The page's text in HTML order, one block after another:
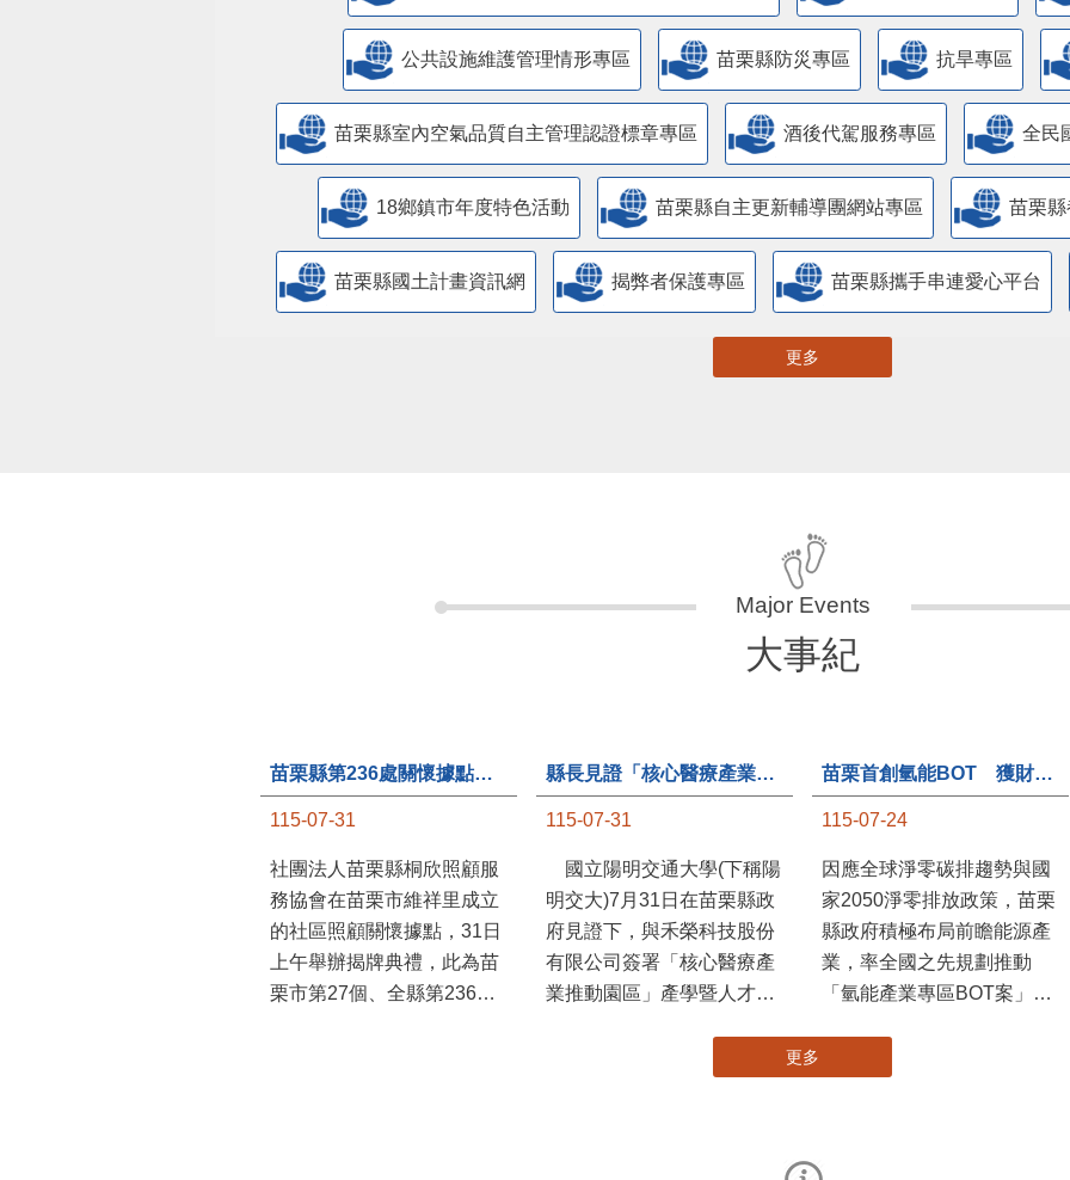
​公共設施維護管理情形專區 苗栗縣防災專區 抗旱專區
苗栗縣室內空氣品質自主管理認證標章專區 酒後代駕服務專區 全民
18鄉鎮市年度特色活動 苗栗縣自主更新輔導團網站專區 苗栗
苗栗縣國土計畫資訊網 揭弊者保護專區 苗栗縣攜手串連愛心平台
更多
大事紀
苗栗縣第236處關懷據點在苗栗市維祥里揭牌
115-07-31
社團法人苗栗縣桐欣照顧服
縣長見證「核心醫療產業推動園區」產學合作簽約儀式
115-07-31
國立陽明交通大學(下稱陽
明交大)7月31日在苗栗縣政
府見證下，與禾榮科技股份
有限公司簽署「核心醫療產
業推動園區」產學暨人才培
苗栗首創氫能BOT 獲財政部「突破之翼」肯定
115-07-24
因應全球淨零碳排趨勢與國
家2050淨零排放政策，苗栗
縣政府積極布局前瞻能源產
業，率全國之先規劃推動
「氫能產業專區BOT案」，